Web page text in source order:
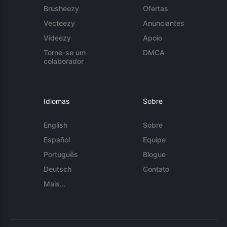
Brusheezy
Vecteezy
Videezy
Torne-se um
colaborador
Ofertas
Anunciantes
Apoio
DMCA
Idiomas
English
Español
Português
Deutsch
Mais...
Sobre
Sobre
Equipe
Blogue
Contato